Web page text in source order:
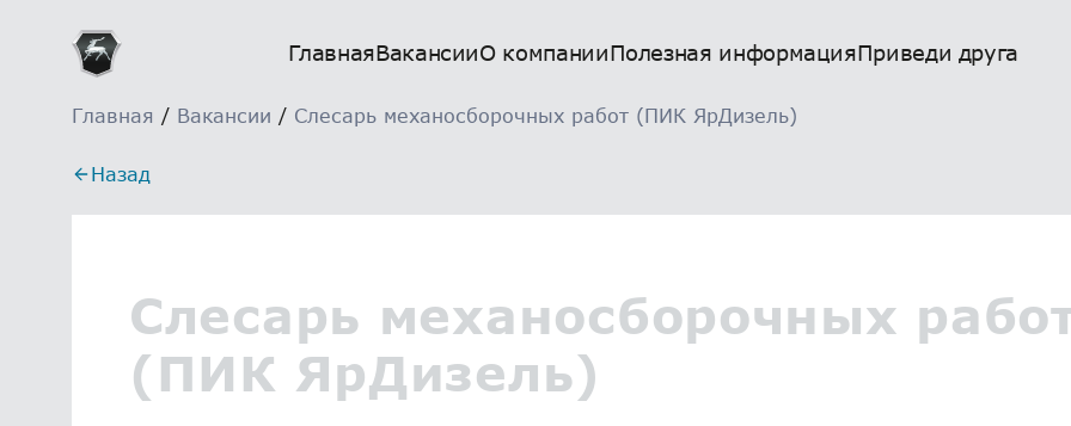
ГлавнаяВакансииО компанииПолезная информацияПриведи друга
Главная / Вакансии / Слесарь механосборочных работ (ПИК ЯрДизель)
Назад
Слесарь механосборочных
(ПИК ЯрДизель)